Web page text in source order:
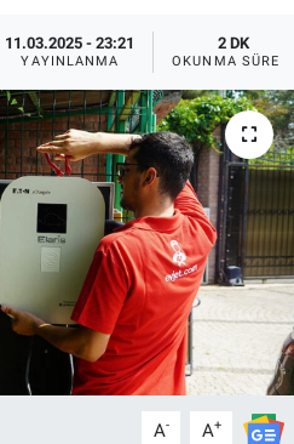
11.03.2025 - 23:21
YAYINLANMA
2 DK
OKUNMA SÜRESI
A- A+